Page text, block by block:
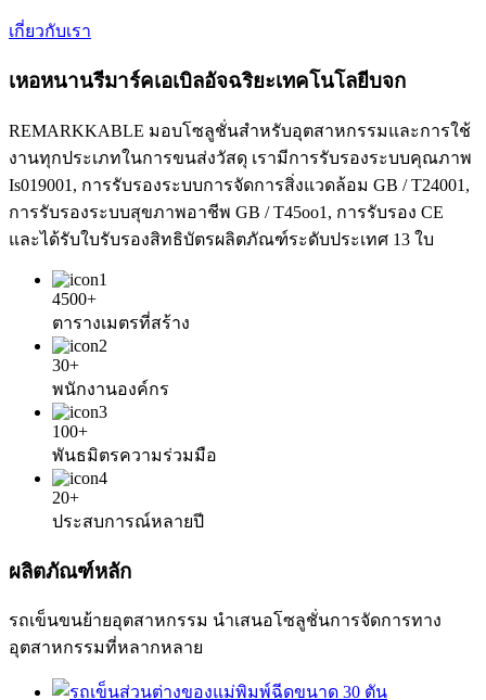
เกี่ยวกับเรา
เหอหนานรีมาร์คเอเบิลอัจฉริยะเทคโนโลยีบจก
REMARKKABLE มอบโซลูชั่นสำหรับอุตสาหกรรมและการใช้
งานทุกประเภทในการขนส่งวัสดุ เรามีการรับรองระบบคุณภาพ
Is019001, การรับรองระบบการจัดการสิ่งแวดล้อม GB / T24001,
การรับรองระบบสุขภาพอาชีพ GB / T45oo1, การรับรอง CE
และได้รับใบรับรองสิทธิบัตรผลิตภัณฑ์ระดับประเทศ 13 ใบ
4500+
ตารางเมตรที่สร้าง
30+
พนักงานองค์กร
100+
พันธมิตรความร่วมมือ
20+
ประสบการณ์หลายปี
ผลิตภัณฑ์หลัก
รถเข็นขนย้ายอุตสาหกรรม นำเสนอโซลูชั่นการจัดการทาง
อุตสาหกรรมที่หลากหลาย